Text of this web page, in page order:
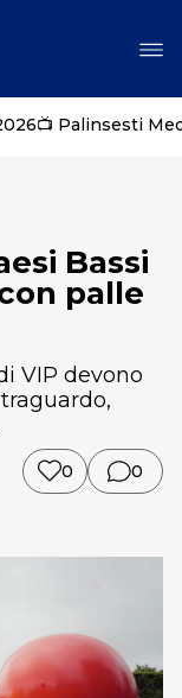
📺 Palinsesti
Bassi
palle
VIP devono
0 0